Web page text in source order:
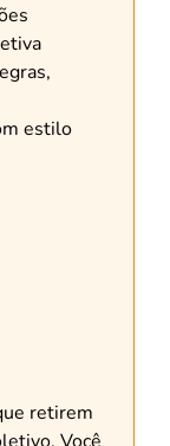
estilo
retirem